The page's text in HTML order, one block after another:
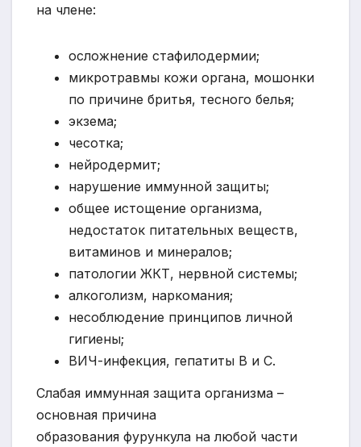
на члене:
осложнение стафилодермии;
микротравмы кожи органа, мошонки
по причине бритья, тесного белья;
экзема;
чесотка;
нейродермит;
нарушение иммунной защиты;
общее истощение организма,
недостаток питательных веществ,
витаминов и минералов;
патологии ЖКТ, нервной системы;
алкоголизм, наркомания;
несоблюдение принципов личной
гигиены;
ВИЧ-инфекция, гепатиты B и C.
Слабая иммунная защита организма –
основная причина
образования фурункула на любой части